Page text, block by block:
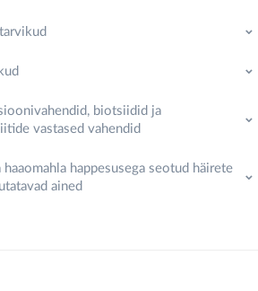
vastased vahendid
ained